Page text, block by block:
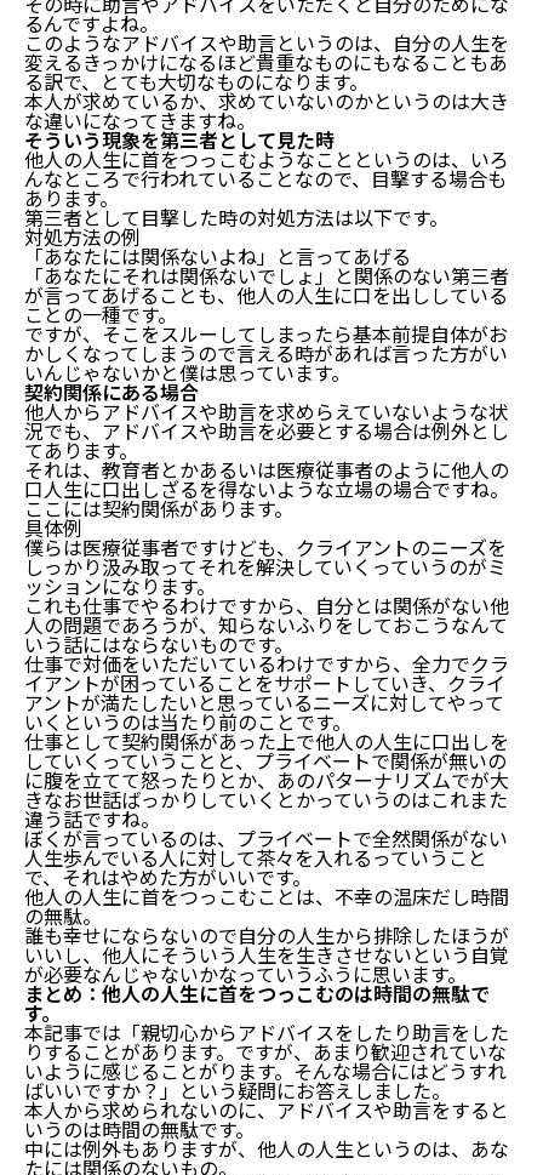
るんですよね。
このようなアドバイスや助言というのは、自分の人生を
変えるきっかけになるほど貴重なものにもなることもあ
る訳で、とても大切なものになります。
本人が求めているか、求めていないのかというのは大き
な違いになってきますね。
そういう現象を第三者として見た時
他人の人生に首をつっこむようなことというのは、いろ
んなところで行われていることなので、目撃する場合も
あります。
第三者として目撃した時の対処方法は以下です。
対処方法の例
「あなたには関係ないよね」と言ってあげる
「あなたにそれは関係ないでしょ」と関係のない第三者
が言ってあげることも、他人の人生に口を出ししている
ことの一種です。
ですが、そこをスルーしてしまったら基本前提自体がお
かしくなってしまうので言える時があれば言った方がい
いんじゃないかと僕は思っています。
契約関係にある場合
他人からアドバイスや助言を求めらえていないような状
況でも、アドバイスや助言を必要とする場合は例外とし
てあります。
それは、教育者とかあるいは医療従事者のように他人の
口人生に口出しざるを得ないような立場の場合ですね。
ここには契約関係があります。
具体例
僕らは医療従事者ですけども、クライアントのニーズを
しっかり汲み取ってそれを解決していくっていうのがミ
ッションになります。
これも仕事でやるわけですから、自分とは関係がない他
人の問題であろうが、知らないふりをしておこうなんて
いう話にはならないものです。
仕事で対価をいただいているわけですから、全力でクラ
イアントが困っていることをサポートしていき、クライ
アントが満たしたいと思っているニーズに対してやって
いくというのは当たり前のことです。
仕事として契約関係があった上で他人の人生に口出しを
していくっていうことと、プライベートで関係が無いの
に腹を立てて怒ったりとか、あのパターナリズムでが大
きなお世話ばっかりしていくとかっていうのはこれまた
違う話ですね。
ぼくが言っているのは、プライベートで全然関係がない
人生歩んでいる人に対して茶々を入れるっていうこと
で、それはやめた方がいいです。
他人の人生に首をつっこむことは、不幸の温床だし時間
の無駄。
誰も幸せにならないので自分の人生から排除したほうが
いいし、他人にそういう人生を生きさせないという自覚
が必要なんじゃないかなっていうふうに思います。
まとめ：他人の人生に首をつっこむのは時間の無駄で
す。
本記事では「親切心からアドバイスをしたり助言をした
りすることがあります。ですが、あまり歓迎されていな
いように感じることがります。そんな場合にはどうすれ
ばいいですか？」という疑問にお答えしました。
本人から求められないのに、アドバイスや助言をすると
いうのは時間の無駄です。
中には例外もありますが、他人の人生というのは、あな
たには関係のないもの。
他人の人生に首をつっこむのは時間の無駄です。
他人の人生に首をつっこむのが時間の無駄になるのは
どうして？
では、どうして時間の無駄になってしまうのか？
では、そんな時にはどのようにすればいいのか？
【注意点】他人の人生に首をつっこむのが必要な時も
ある
他人から助言やアドバイスを求めらている場合
そういう現象を第三者として見た時
契約関係にある場合
まとめ：他人の人生に首をつっこむのは時間の無駄で
す。